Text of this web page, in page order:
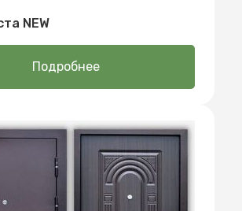
NEW
Подробнее